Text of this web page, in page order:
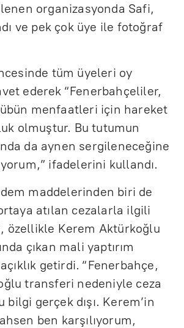
organizasyonda Safi,
ve pek çok üye ile fotoğraf
tüm üyeleri oy
ederek “Fenerbahçeliler,
menfaatleri için hareket
olmuştur. Bu tutumun
da aynen sergileneceğine
ifadelerini kullandı.
maddelerinden biri de
atılan cezalarla ilgili
özellikle Kerem Aktürkoğlu
çıkan mali yaptırım
getirdi. “Fenerbahçe,
transferi nedeniyle ceza
bilgi gerçek dışı. Kerem’in
ben karşılıyorum,